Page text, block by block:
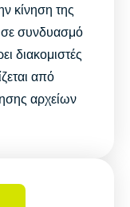
του
λειτουργία
κίνηση της
σε συνδυασμό
διακομιστές
από
αρχείων